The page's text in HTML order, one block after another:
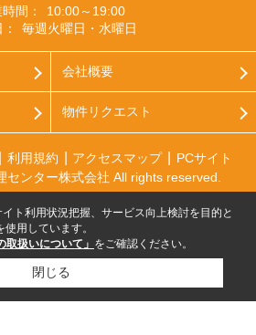
間：
10:00～19:00
毎週火曜日・水曜日
会社概要
物件リクエスト
利用規約 アクセスマップ
PCサイト
センター株式会社 All rights reserved.
ト利用状況把握、サービス向上検討を目的と
用しています。
取扱いについて」 をご確認ください。
閉じる